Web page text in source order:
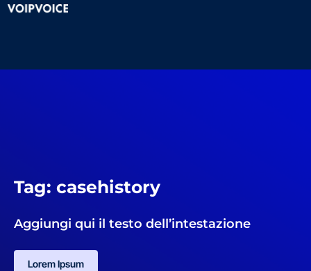
Tag: casehistory
Aggiungi qui il testo dell’intestazione
Lorem Ipsum